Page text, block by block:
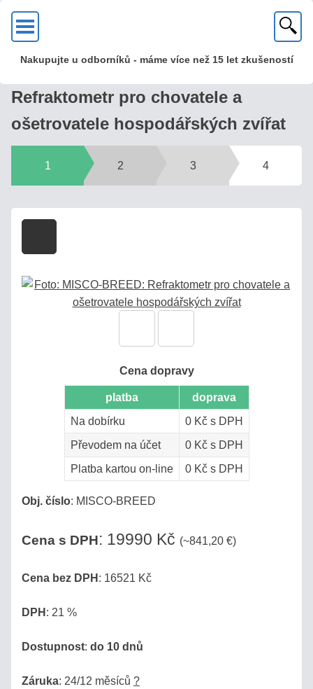
OK
Nakupujte u odborníků - máme více než 15 let zkušeností
Refraktometr pro chovatele a
ošetrovatele hospodářských zvířat
1 2 3 4
Cena dopravy
platba
doprava
Na dobírku
0 Kč s DPH
Převodem na účet
0 Kč s DPH
Platba kartou on-line
0 Kč s DPH
Obj. číslo: MISCO-BREED
Cena s DPH: 19990 Kč (~841,20 €)
Cena bez DPH : 16521 Kč
DPH : 21 %
Dostupnost: do 10 dnů
Záruka: 24/12 měsíců ?
nás
zakoupíte
refraktometry
hlavou
skleněnou
MED
VÍNO
DESTILÁTY
PÁLENKY
PIVO